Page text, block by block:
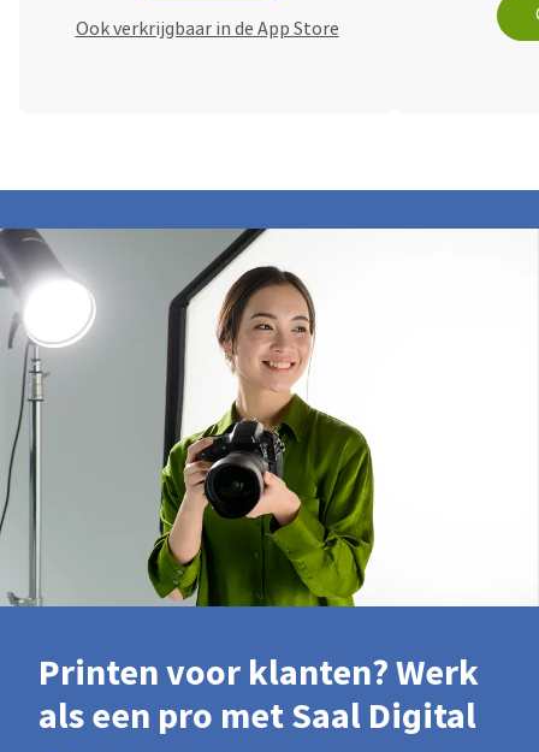
Ook verkrijgbaar in de App Store
Printen voor klanten? Werk
als een pro met Saal Digital